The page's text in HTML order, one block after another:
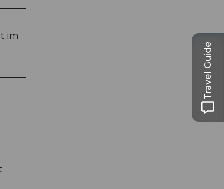
im
Travel Guide